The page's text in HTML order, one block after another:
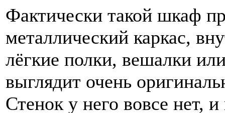
Фактически такой шкаф
металлический каркас,
лёгкие полки, вешалки
выглядит очень
Стенок у него вовсе нет,